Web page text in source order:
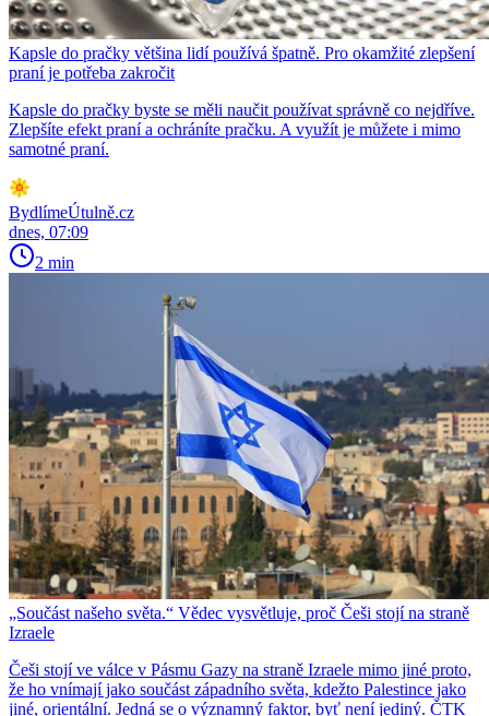
Kapsle do pračky většina lidí používá špatně. Pro okamžité zlepšení
praní je potřeba zakročit
Kapsle do pračky byste se měli naučit používat správně co nejdříve.
Zlepšíte efekt praní a ochráníte pračku. A využít je můžete i mimo
samotné praní.
BydlímeÚtulně.cz
dnes, 07:09
2 min
„Součást našeho světa.“ Vědec vysvětluje, proč Češi stojí na straně
Izraele
Češi stojí ve válce v Pásmu Gazy na straně Izraele mimo jiné proto,
že ho vnímají jako součást západního světa, kdežto Palestince jako
jiné, orientální. Jedná se o významný faktor, byť není jediný. ČTK